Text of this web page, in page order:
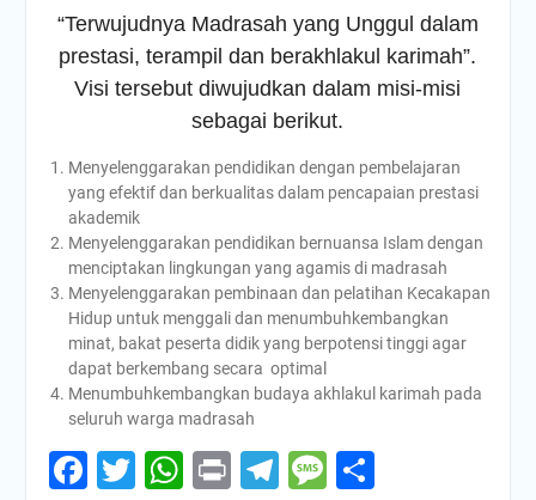
“Terwujudnya Madrasah yang Unggul dalam
prestasi, terampil dan berakhlakul karimah”.
Visi tersebut diwujudkan dalam misi-misi
sebagai berikut.
Menyelenggarakan pendidikan dengan pembelajaran
yang efektif dan berkualitas dalam pencapaian prestasi
akademik
Menyelenggarakan pendidikan bernuansa Islam dengan
menciptakan lingkungan yang agamis di madrasah
Menyelenggarakan pembinaan dan pelatihan Kecakapan
Hidup untuk menggali dan menumbuhkembangkan
minat, bakat peserta didik yang berpotensi tinggi agar
dapat berkembang secara optimal
Menumbuhkembangkan budaya akhlakul karimah pada
seluruh warga madrasah
Facebook
Twitter
WhatsApp
PrintTelegram
Message
Share